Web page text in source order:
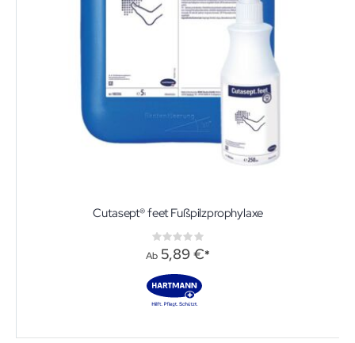
Cutasept® feet Fußpilzprophylaxe
Rating:
0%
Ab 5,89 €